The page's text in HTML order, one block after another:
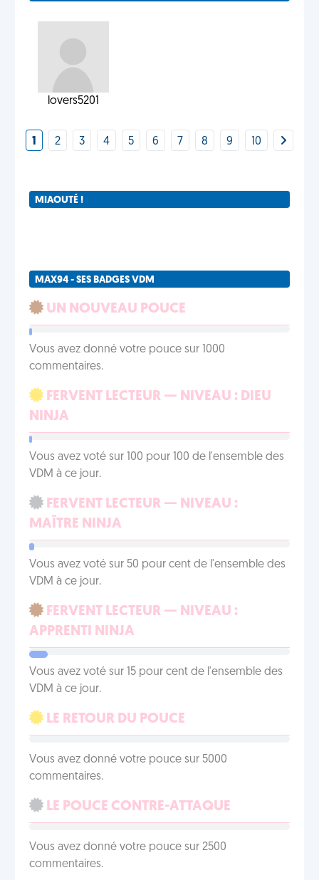
lovers5201
1 2 3 4 5 6 7 8 9 10
MIAOUTÉ !
MAX94 - SES BADGES VDM
UN NOUVEAU POUCE
Vous avez donné votre pouce sur 1000
commentaires.
FERVENT LECTEUR — NIVEAU : DIEU
NINJA
Vous avez voté sur 100 pour 100 de l'ensemble des
VDM à ce jour.
FERVENT LECTEUR — NIVEAU :
MAÎTRE NINJA
Vous avez voté sur 50 pour cent de l'ensemble des
VDM à ce jour.
FERVENT LECTEUR — NIVEAU :
APPRENTI NINJA
Vous avez voté sur 15 pour cent de l'ensemble des
VDM à ce jour.
LE RETOUR DU POUCE
Vous avez donné votre pouce sur 5000
commentaires.
LE POUCE CONTRE-ATTAQUE
Vous avez donné votre pouce sur 2500
commentaires.